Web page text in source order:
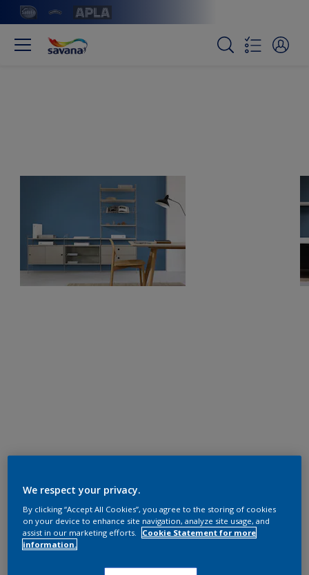
We respect your privacy.
By clicking “Accept All Cookies”, you agree to the storing of cookies
on your device to enhance site navigation, analyze site usage, and
assist in our marketing efforts.
Cookie Statement for more
information.